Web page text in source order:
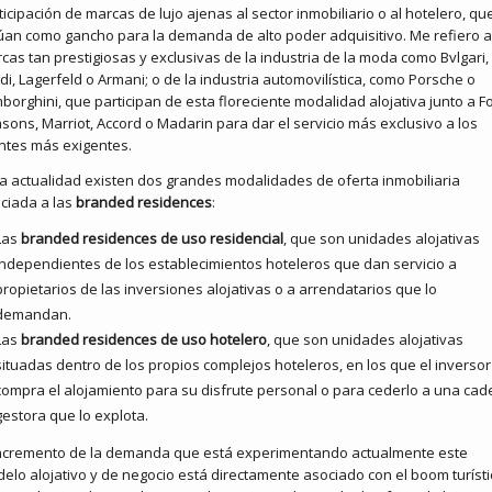
de marcas de lujo ajenas al sector inmobiliario o al hotelero,
como gancho para la demanda de alto poder adquisitivo. Me refiero a
tan prestigiosas y exclusivas de la industria de la moda como Bvlgari,
Lagerfeld o Armani; o de la industria automovilística, como Porsche o
que participan de esta floreciente modalidad alojativa junto a
Marriot, Accord o Madarin para dar el servicio más exclusivo a los
más exigentes.
actualidad existen dos grandes modalidades de oferta inmobiliaria
a las branded residences:
branded residences de uso residencial, que son unidades alojativas
de los establecimientos hoteleros que dan servicio a
de las inversiones alojativas o a arrendatarios que lo
branded residences de uso hotelero, que son unidades alojativas
dentro de los propios complejos hoteleros, en los que el inversor
el alojamiento para su disfrute personal o para cederlo a una
que lo explota.
de la demanda que está experimentando actualmente este
alojativo y de negocio está directamente asociado con el boom